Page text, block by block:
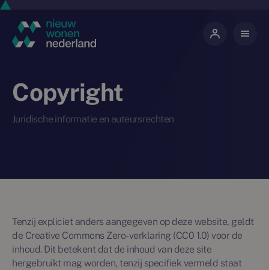
Copyright
Juridische informatie en auteursrechten
Tenzij expliciet anders aangegeven op deze website, geldt
de Creative Commons Zero-verklaring (CC0 1.0) voor de
inhoud. Dit betekent dat de inhoud van deze site
hergebruikt mag worden, tenzij specifiek vermeld staat